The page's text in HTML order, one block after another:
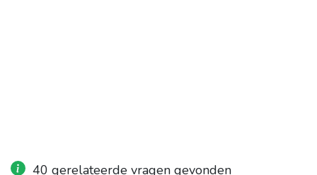
40 gerelateerde vragen gevonden